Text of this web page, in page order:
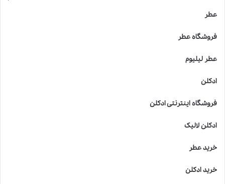
عطر
فروشگاه عطر
عطر لیلیوم
ادکلن
فروشگاه اینترنتی ادکلن
ادکلن لالیک
خرید عطر
خرید ادکلن